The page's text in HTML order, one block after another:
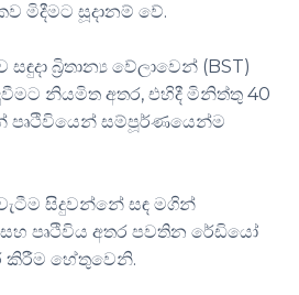
මිදීමට සූදානම් වේ.
බ්‍රිතාන්‍ය වේලාවෙන් (BST)
නියමිත අතර, එහිදී මිනිත්තු 40
පෘථිවියෙන් සම්පූර්ණයෙන්ම
සිදුවන්නේ සඳ මගින්
පෘථිවිය අතර පවතින රේඩියෝ
කිරීම හේතුවෙනි.